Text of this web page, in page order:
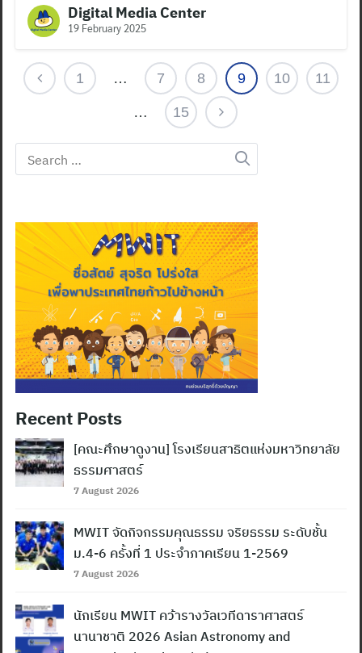
Digital Media Center
19 February 2025
1 … 7 8 9 10 11
… 15
Search
for:
Recent Posts
[คณะศึกษาดูงาน] โรงเรียนสาธิตแห่งมหาวิทยาลัย
ธรรมศาสตร์
7 August 2026
MWIT จัดกิจกรรมคุณธรรม จริยธรรม ระดับชั้น
ม.4-6 ครั้งที่ 1 ประจำภาคเรียน 1-2569
7 August 2026
นักเรียน MWIT คว้ารางวัลเวทีดาราศาสตร์
นานาชาติ 2026 Asian Astronomy and